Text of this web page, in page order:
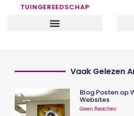
TUINGEREEDSCHAP
Vaak Gelezen
Blog Posten op
Websites
Geen Reacties